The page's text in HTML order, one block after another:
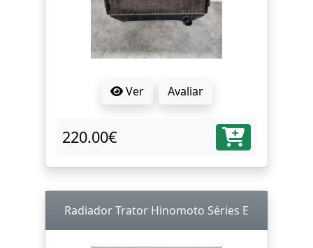
Ver Avaliar
220.00€
Radiador Trator Hinomoto Séries E